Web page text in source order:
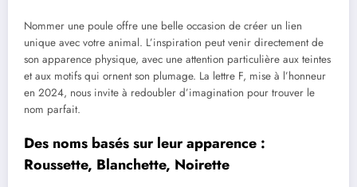
Nommer une poule offre une belle occasion de créer un lien
unique avec votre animal. L’inspiration peut venir directement de
son apparence physique, avec une attention particulière aux teintes
et aux motifs qui ornent son plumage. La lettre F, mise à l’honneur
en 2024, nous invite à redoubler d’imagination pour trouver le
nom parfait.
Des noms basés sur leur apparence :
Roussette, Blanchette, Noirette